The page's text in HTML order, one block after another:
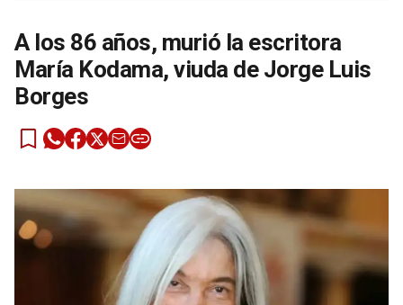
A los 86 años, murió la escritora
María Kodama, viuda de Jorge Luis
Borges